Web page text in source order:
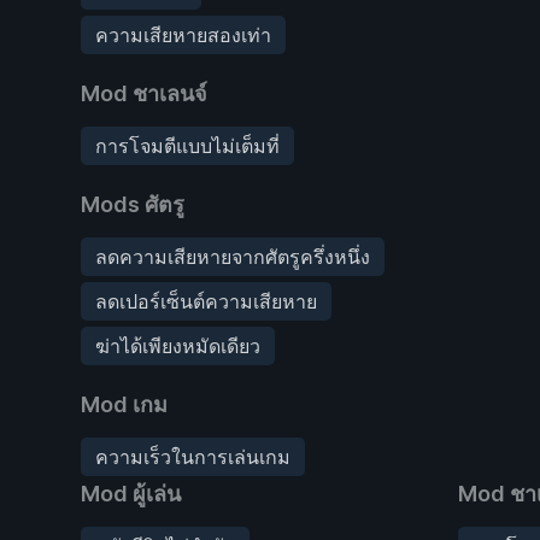
ความเสียหายสองเท่า
Mod ชาเลนจ์
การโจมตีแบบไม่เต็มที่
Mods ศัตรู
ลดความเสียหายจากศัตรูครึ่งหนึ่ง
ลดเปอร์เซ็นต์ความเสียหาย
ฆ่าได้เพียงหมัดเดียว
Mod เกม
ความเร็วในการเล่นเกม
Mod ผู้เล่น Mod ชา